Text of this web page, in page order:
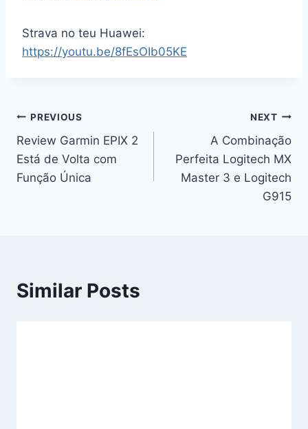
Strava no teu Huawei:
https://youtu.be/8fEsOIb05KE
Navegação
de
artigos
PREVIOUS
Review Garmin EPIX 2
Está de Volta com
Função Única
NEXT
A Combinação
Perfeita Logitech MX
Master 3 e Logitech
G915
Similar Posts